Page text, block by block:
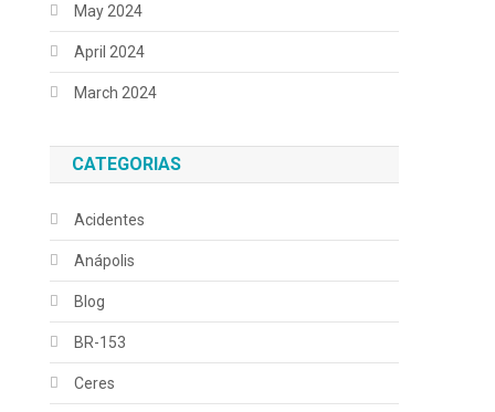
May 2024
April 2024
March 2024
CATEGORIAS
Acidentes
Anápolis
Blog
BR-153
Ceres